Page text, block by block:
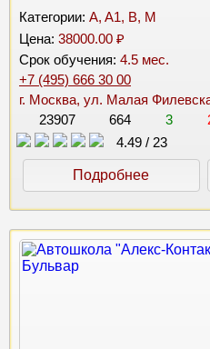
Категории: A, A1, B, M
Цена: 38000.00 ₽
Срок обучения: 4.5 мес.
+7 (495) 666 30 00
г. Москва, ул. Малая
23907
664 3
4.49 / 23
Подробнее